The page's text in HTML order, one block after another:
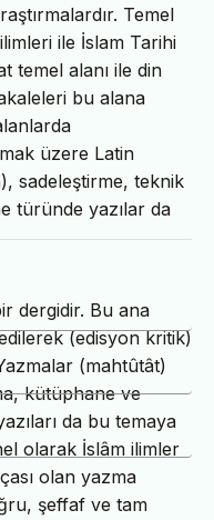
Temel
ile İslam Tarihi
temel alanı ile din
bu alana
üzere Latin
sadeleştirme, teknik
türünde yazılar da
dergidir. Bu ana
(edisyon kritik)
(mahtûtât)
kütüphane ve
da bu temaya
olarak İslâm ilimler
olan yazma
şeffaf ve tam